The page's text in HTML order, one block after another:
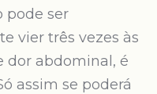
pode ser
vier três vezes às
dor abdominal, é
assim se poderá